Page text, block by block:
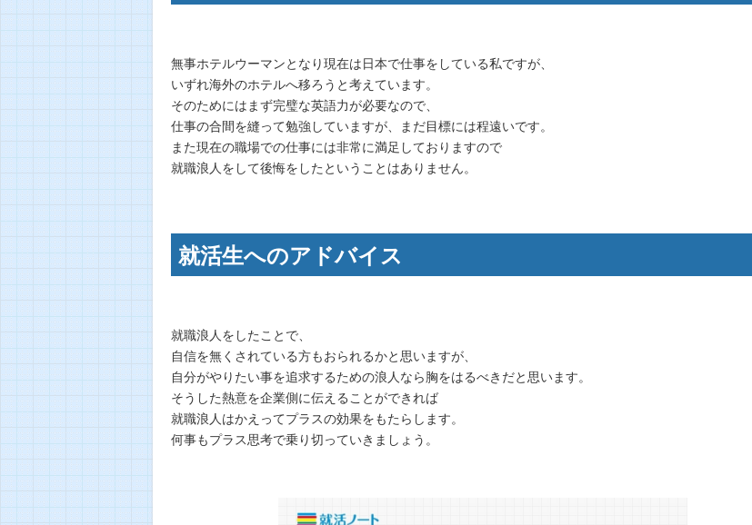
無事ホテルウーマンとなり現在は日本で仕事をしている私ですが、
いずれ海外のホテルへ移ろうと考えています。
そのためにはまず完璧な英語力が必要なので、
仕事の合間を縫って勉強していますが、まだ目標には程遠いです。
また現在の職場での仕事には非常に満足しておりますので
就職浪人をして後悔をしたということはありません。
就活生へのアドバイス
就職浪人をしたことで、
自信を無くされている方もおられるかと思いますが、
自分がやりたい事を追求するための浪人なら胸をはるべきだと思います。
そうした熱意を企業側に伝えることができれば
就職浪人はかえってプラスの効果をもたらします。
何事もプラス思考で乗り切っていきましょう。